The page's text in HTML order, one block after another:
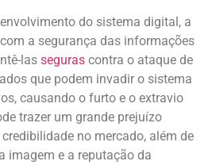
do sistema digital, a
a segurança das informações
las seguras contra o ataque de
que podem invadir o sistema
causando o furto e o extravio
trazer um grande prejuízo
no mercado, além de
imagem e a reputação da